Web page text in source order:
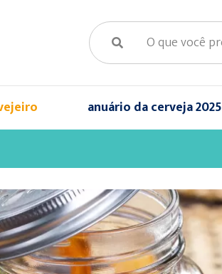
anuário da cerveja 2025